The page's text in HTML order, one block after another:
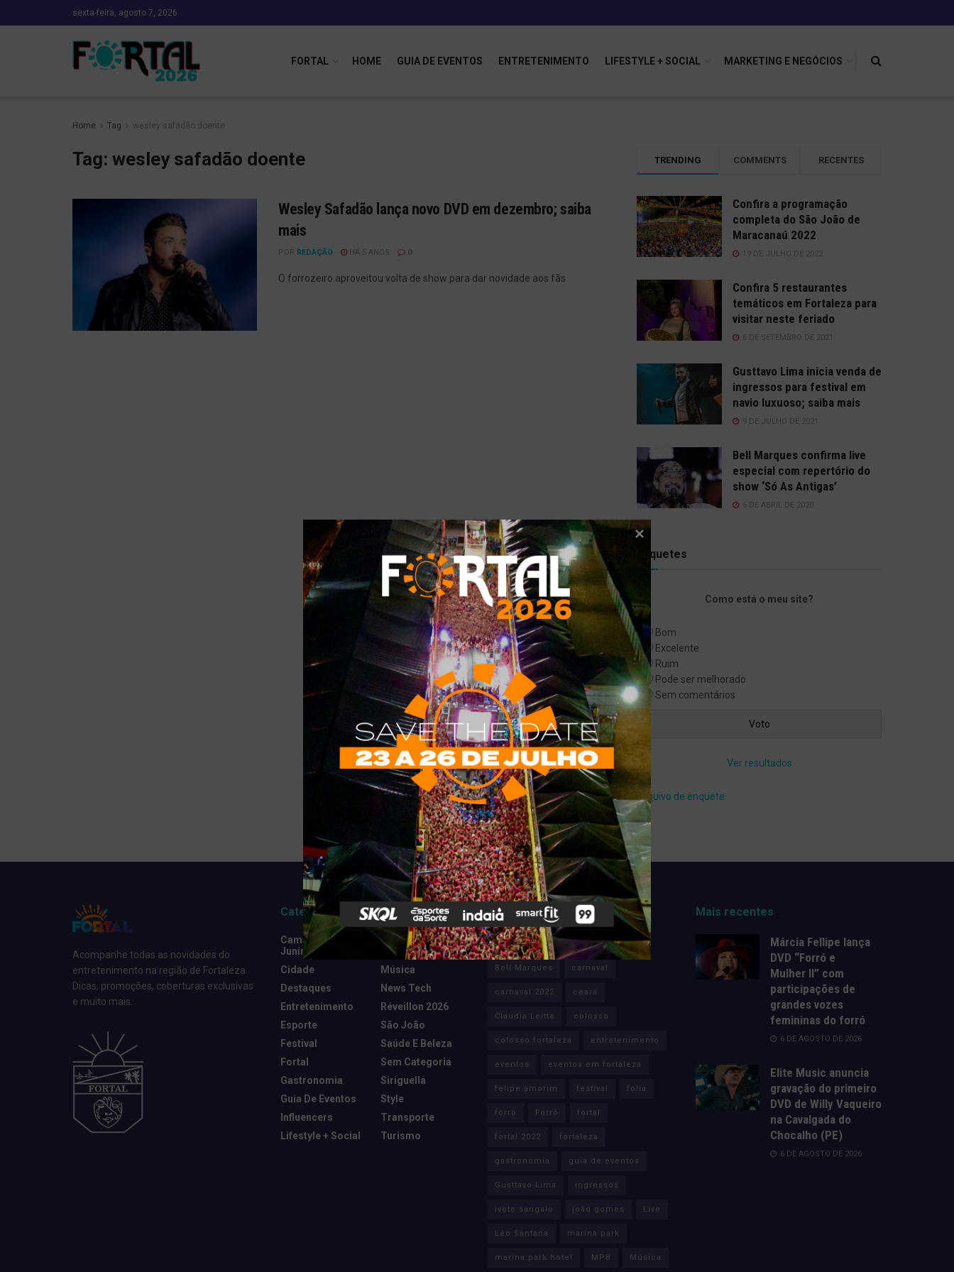
sexta-feira, agosto 7, 2026
FORTAL HOME GUIA DE EVENTOS ENTRETENIMENTO LIFESTYLE + SOCIAL MARKETING E NEGÓCIOS
Home Tag wesley safadão doente
Tag: wesley safadão doente
Wesley Safadão lança novo DVD em dezembro; saiba
mais
POR REDAÇÃO HÁ 5 ANOS 0
O forrozeiro aproveitou volta de show para dar novidade aos fãs
TRENDING COMMENTS RECENTES
Confira a programação
completa do São João de
Maracanaú 2022
19 DE JULHO DE 2022
Confira 5 restaurantes
temáticos em Fortaleza para
visitar neste feriado
6 DE SETEMBRO DE 2021
Gusttavo Lima inicia venda de
ingressos para festival em
navio luxuoso; saiba mais
9 DE JULHO DE 2021
Bell Marques confirma live
especial com repertório do
show ‘Só As Antigas’
6 DE ABRIL DE 2020
Enquetes
Como está o meu site?
Bom
Excelente
Ruim
Pode ser melhorado
Sem comentários
Ver resultados
Arquivo de enquete
Acompanhe todas as novidades do
entretenimento na região de Fortaleza.
Dicas, promoções, coberturas exclusivas
e muito mais.
Categorias
Camarote Vip
Junino
Cidade
Destaques
Entretenimento
Esporte
Festival
Fortal
Gastronomia
Guia De Eventos
Influencers
Lifestyle + Social
Marketing E
Negócios
Música
News Tech
Réveillon 2026
São João
Saúde E Beleza
Sem Categoria
Siriguella
Style
Transporte
Turismo
Tags
Anitta Axé Banda Eva
Bell Marques carnaval
carnaval 2022 ceará
Claudia Leitte colosso
colosso fortaleza entretenimento
eventos eventos em fortaleza
felipe amorim festival folia
forro Forró fortal
fortal 2022 fortaleza
gastronomia guia de eventos
Gusttavo Lima ingressos
ivete sangalo joão gomes Live
Léo Santana marina park
marina park hotel MPB Música
Mais recentes
Márcia Fellipe lança
DVD “Forró e
Mulher II” com
participações de
grandes vozes
femininas do forró
6 DE AGOSTO DE 2026
Elite Music anuncia
gravação do primeiro
DVD de Willy Vaqueiro
na Cavalgada do
Chocalho (PE)
6 DE AGOSTO DE 2026